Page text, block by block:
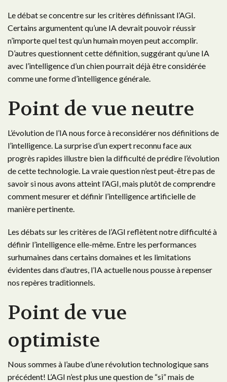
Le débat se concentre sur les critères définissant l’AGI.
Certains argumentent qu’une IA devrait pouvoir réussir
n’importe quel test qu’un humain moyen peut accomplir.
D’autres questionnent cette définition, suggérant qu’une IA
avec l’intelligence d’un chien pourrait déjà être considérée
comme une forme d’intelligence générale.
Point de vue neutre
L’évolution de l’IA nous force à reconsidérer nos définitions de
l’intelligence. La surprise d’un expert reconnu face aux
progrès rapides illustre bien la difficulté de prédire l’évolution
de cette technologie. La vraie question n’est peut-être pas de
savoir si nous avons atteint l’AGI, mais plutôt de comprendre
comment mesurer et définir l’intelligence artificielle de
manière pertinente.
Les débats sur les critères de l’AGI reflètent notre difficulté à
définir l’intelligence elle-même. Entre les performances
surhumaines dans certains domaines et les limitations
évidentes dans d’autres, l’IA actuelle nous pousse à repenser
nos repères traditionnels.
Point de vue
optimiste
Nous sommes à l’aube d’une révolution technologique sans
précédent! L’AGI n’est plus une question de “si” mais de